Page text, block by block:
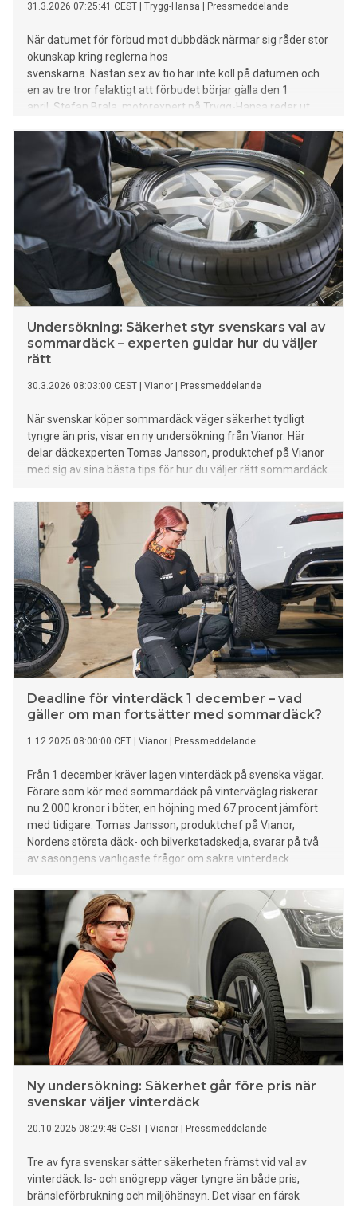
31.3.2026 07:25:41 CEST Trygg-Hansa Pressmeddelande
När datumet för förbud mot dubbdäck närmar sig råder stor
okunskap kring reglerna hos
svenskarna. Nästan sex av tio har inte koll på datumen och
en av tre tror felaktigt att förbudet börjar gälla den 1
april. Stefan Brala, motorexpert på Trygg-Hansa reder ut
Undersökning: Säkerhet styr svenskars val av
sommardäck – experten guidar hur du väljer
rätt
30.3.2026 08:03:00 CEST Vianor Pressmeddelande
När svenskar köper sommardäck väger säkerhet tydligt
tyngre än pris, visar en ny undersökning från Vianor. Här
delar däckexperten Tomas Jansson, produktchef på Vianor
med sig av sina bästa tips för hur du väljer rätt sommardäck.
Deadline för vinterdäck 1 december – vad
gäller om man fortsätter med sommardäck?
1.12.2025 08:00:00 CET Vianor Pressmeddelande
Från 1 december kräver lagen vinterdäck på svenska vägar.
Förare som kör med sommardäck på vinterväglag riskerar
nu 2 000 kronor i böter, en höjning med 67 procent jämfört
med tidigare. Tomas Jansson, produktchef på Vianor,
Nordens största däck- och bilverkstadskedja, svarar på två
av säsongens vanligaste frågor om säkra vinterdäck.
Ny undersökning: Säkerhet går före pris när
svenskar väljer vinterdäck
20.10.2025 08:29:48 CEST Vianor Pressmeddelande
Tre av fyra svenskar sätter säkerheten främst vid val av
vinterdäck. Is- och snögrepp väger tyngre än både pris,
bränsleförbrukning och miljöhänsyn. Det visar en färsk